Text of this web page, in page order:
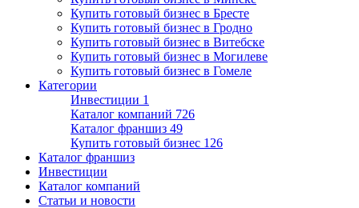
Купить готовый бизнес в Бресте
Купить готовый бизнес в Гродно
Купить готовый бизнес в Витебске
Купить готовый бизнес в Могилеве
Купить готовый бизнес в Гомеле
Категории
Инвестиции 1
Каталог компаний 726
Каталог франшиз 49
Купить готовый бизнес 126
Каталог франшиз
Инвестиции
Каталог компаний
Статьи и новости